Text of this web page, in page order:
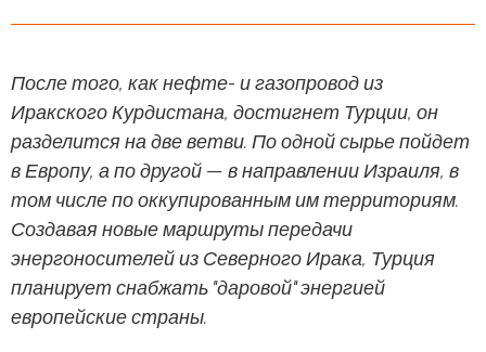
После того, как нефте- и газопровод из
Иракского Курдистана, достигнет Турции, он
разделится на две ветви. По одной сырье пойдет
в Европу, а по другой — в направлении Израиля, в
том числе по оккупированным им территориям.
Создавая новые маршруты передачи
энергоносителей из Северного Ирака, Турция
планирует снабжать "даровой" энергией
европейские страны.